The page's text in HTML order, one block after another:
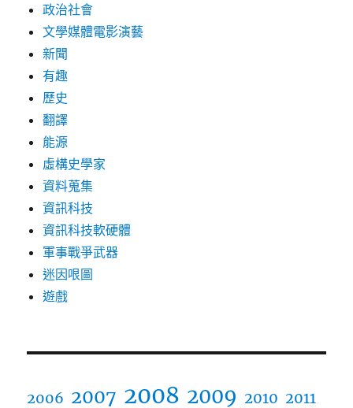
政治社會
文學媒體電影演藝
新聞
有趣
歷史
翻譯
能源
虛構史學家
資料蒐集
資訊科技
資訊科技軟硬體
軍事戰爭武器
迷因哏圖
遊戲
2006 2007 2008 2009 2010 2011